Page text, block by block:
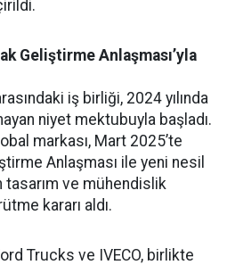
Geliştirme Anlaşması’yla
iş birliği, 2024 yılında
niyet mektubuyla başladı.
markası, Mart 2025’te
Anlaşması ile yeni nesil
tasarım ve mühendislik
kararı aldı.
Trucks ve IVECO, birlikte